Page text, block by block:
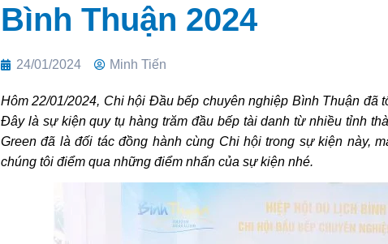
Bình Thuận 2024
24/01/2024 Minh Tiến
Hôm 22/01/2024, Chi hội Đầu bếp chuyên nghiệp Bình Thuận đã
Đây là sự kiện quy tụ hàng trăm đầu bếp tài danh từ nhiều tỉnh
Green đã là đối tác đồng hành cùng Chi hội trong sự kiện này,
chúng tôi điểm qua những điểm nhấn của sự kiện nhé.